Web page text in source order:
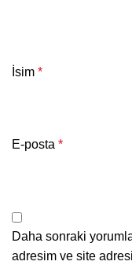
İsim *
E-posta *
Daha sonraki
adresim ve site